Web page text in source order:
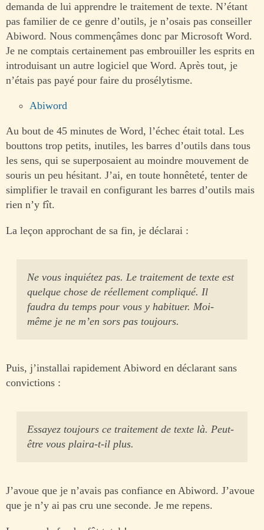
demanda de lui apprendre le traitement de texte. N’étant
pas familier de ce genre d’outils, je n’osais pas conseiller
Abiword. Nous commençâmes donc par Microsoft Word.
Je ne comptais certainement pas embrouiller les esprits en
introduisant un autre logiciel que Word. Après tout, je
n’étais pas payé pour faire du prosélytisme.
Abiword
Au bout de 45 minutes de Word, l’échec était total. Les
bouttons trop petits, inutiles, les barres d’outils dans tous
les sens, qui se superposaient au moindre mouvement de
souris un peu hésitant. J’ai, en toute honnêteté, tenter de
simplifier le travail en configurant les barres d’outils mais
rien n’y fît.
La leçon approchant de sa fin, je déclarai :
Ne vous inquiétez pas. Le traitement de texte est
quelque chose de réellement compliqué. Il
faudra du temps pour vous y habituer. Moi-
même je ne m’en sors pas toujours.
Puis, j’installai rapidement Abiword en déclarant sans
convictions :
Essayez toujours ce traitement de texte là. Peut-
être vous plaira-t-il plus.
J’avoue que je n’avais pas confiance en Abiword. J’avoue
que je n’y ai pas cru une seconde. Je me repens.